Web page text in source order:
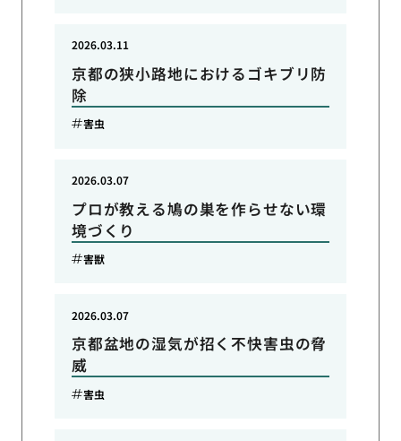
京都の狭小路地におけるゴキブリ防
除
2026.03.11
害虫
プロが教える鳩の巣を作らせない環
境づくり
2026.03.07
害獣
京都盆地の湿気が招く不快害虫の脅
威
2026.03.07
害虫